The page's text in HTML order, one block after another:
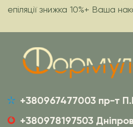
епіляції знижка 10%+ Ваша
+380967477003 пр-т
+380978197503